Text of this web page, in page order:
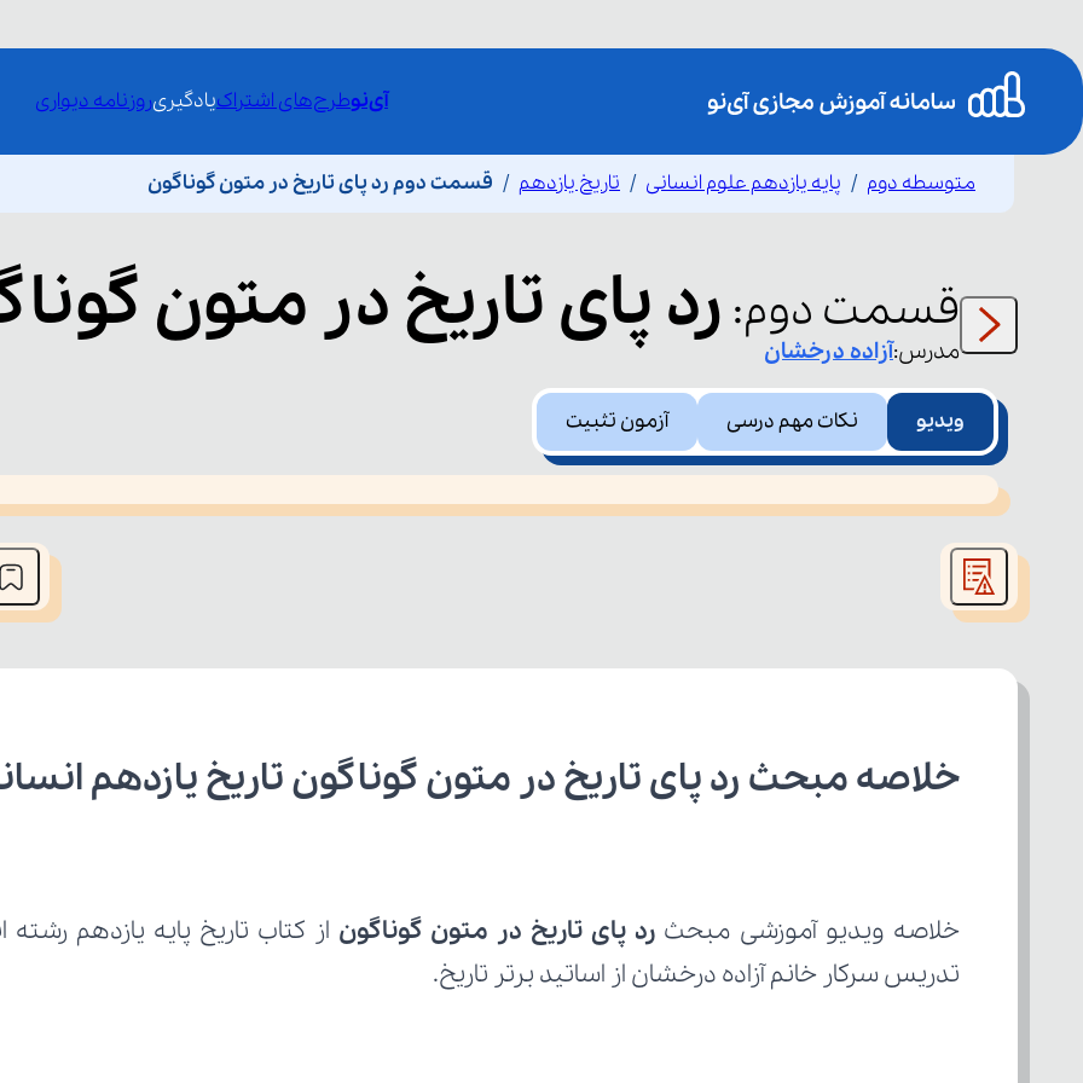
آی‌نوطرح‌های اشتراکیادگیریروزنامه دیواری
متوسطه دوم پایه یازدهم علوم انسانی تاریخ یازدهم قسمت دوم رد پای تاریخ در متون گوناگون
قسمت دوم: رد پای تاریخ در متون مدرس:آزادهدرخشان
ویدیو نکات مهم درسی آزمون تثبیت
This
is
window.
خلاصه مبحث رد پای تاریخ در متون گوناگون تاریخ یازدهم
خلاصه ویدیو آموزشی مبحث رد پای تاریخ در متون گوناگون
تدریس سرکار خانم آزاده درخشان از اساتید برتر تاریخ.